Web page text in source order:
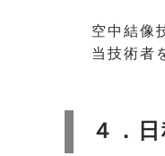
空中結像
当技術者
４．